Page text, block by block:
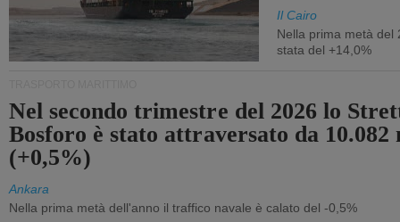
Il Cairo
Nella prima metà del
stata del +14,0%
Nel secondo trimestre del 2026 lo
Bosforo è stato attraversato da 10.082
(+0,5%)
Ankara
Nella prima metà dell'anno il traffico navale è calato del -0,5%